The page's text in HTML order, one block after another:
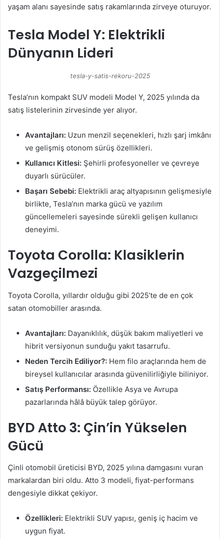
yaşam alanı sayesinde satış rakamlarında zirveye oturuyor.
Tesla Model Y: Elektrikli
Dünyanın Lideri
tesla-y-satis-rekoru-2025
Tesla’nın kompakt SUV modeli Model Y, 2025 yılında da
satış listelerinin zirvesinde yer alıyor.
Avantajları: Uzun menzil seçenekleri, hızlı şarj imkânı
ve gelişmiş otonom sürüş özellikleri.
Kullanıcı Kitlesi: Şehirli profesyoneller ve çevreye
duyarlı sürücüler.
Başarı Sebebi: Elektrikli araç altyapısının gelişmesiyle
birlikte, Tesla’nın marka gücü ve yazılım
güncellemeleri sayesinde sürekli gelişen kullanıcı
deneyimi.
Toyota Corolla: Klasiklerin
Vazgeçilmezi
Toyota Corolla, yıllardır olduğu gibi 2025’te de en çok
satan otomobiller arasında.
Avantajları: Dayanıklılık, düşük bakım maliyetleri ve
hibrit versiyonun sunduğu yakıt tasarrufu.
Neden Tercih Ediliyor?: Hem filo araçlarında hem de
bireysel kullanıcılar arasında güvenilirliğiyle biliniyor.
Satış Performansı: Özellikle Asya ve Avrupa
pazarlarında hâlâ büyük talep görüyor.
BYD Atto 3: Çin’in Yükselen
Gücü
Çinli otomobil üreticisi BYD, 2025 yılına damgasını vuran
markalardan biri oldu. Atto 3 modeli, fiyat-performans
dengesiyle dikkat çekiyor.
Özellikleri: Elektrikli SUV yapısı, geniş iç hacim ve
uygun fiyat.